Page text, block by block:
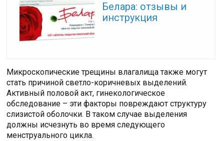
Белара: отзывы и
инструкция
Микроскопические трещины влагалища также могут
стать причиной светло-коричневых выделений.
Активный половой акт, гинекологическое
обследование – эти факторы повреждают структуру
слизистой оболочки. В таком случае выделения
должны исчезнуть во время следующего
менструального цикла.